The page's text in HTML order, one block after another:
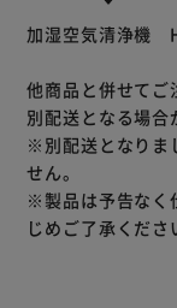
加湿空気清浄機
他商品と併せてご
別配送となる場合
※別配送となりま
せん。
※製品は予告なく
じめご了承くださ